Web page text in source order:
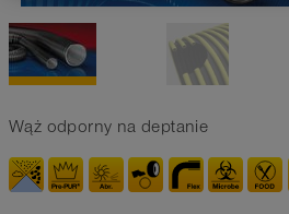
Wąż odporny na deptanie